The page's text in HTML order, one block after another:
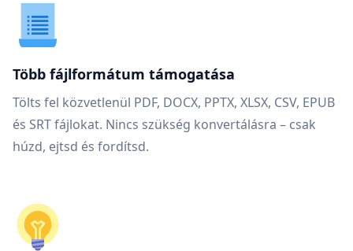
Több fájlformátum támogatása
Tölts fel közvetlenül PDF, DOCX, PPTX, XLSX, CSV, EPUB
és SRT fájlokat. Nincs szükség konvertálásra – csak
húzd, ejtsd és fordítsd.